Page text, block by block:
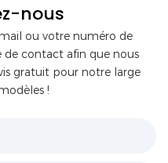
nous
ou votre numéro de
contact afin que nous
gratuit pour notre large
!